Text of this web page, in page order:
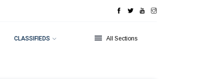
CLASSIFIEDS All Sections